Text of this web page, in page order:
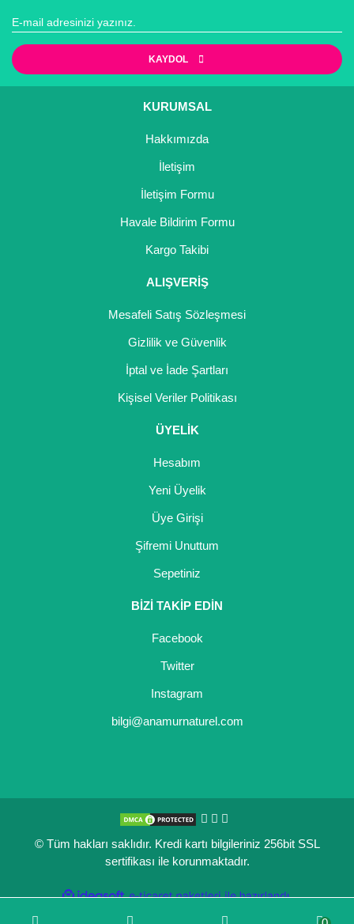
KAYDOL
KURUMSAL
Hakkımızda
İletişim
İletişim Formu
Havale Bildirim Formu
Kargo Takibi
ALIŞVERİŞ
Mesafeli Satış Sözleşmesi
Gizlilik ve Güvenlik
İptal ve İade Şartları
Kişisel Veriler Politikası
ÜYELİK
Hesabım
Yeni Üyelik
Üye Girişi
Şifremi Unuttum
Sepetiniz
BİZİ TAKİP EDİN
Facebook
Twitter
Instagram
bilgi@anamurnaturel.com
© Tüm hakları saklıdır. Kredi kartı bilgileriniz 256bit SSL
sertifikası ile korunmaktadır.
ideasoft
e-
ile
Pitaya Fidanı